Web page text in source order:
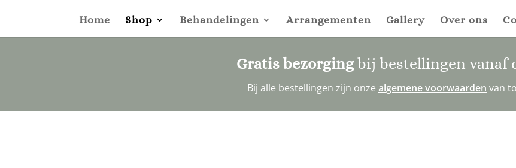
Home Shop Behandelingen Arrangementen Gallery Over ons
Gratis bezorgingbij bestellingen vanaf
Bij alle bestellingen zijn onze algemene voorwaarden van